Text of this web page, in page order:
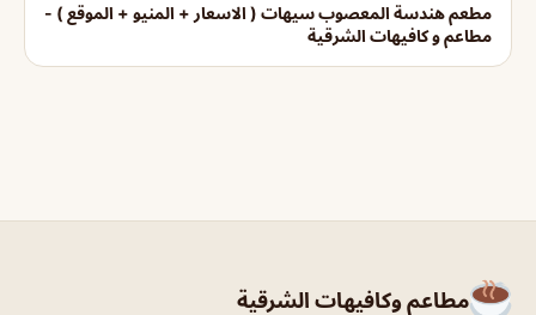
مطعم هندسة المعصوب سيهات ( الاسعار + المنيو + الموقع ) -
مطاعم و كافيهات الشرقية
مطاعم وكافيهات الشرقية